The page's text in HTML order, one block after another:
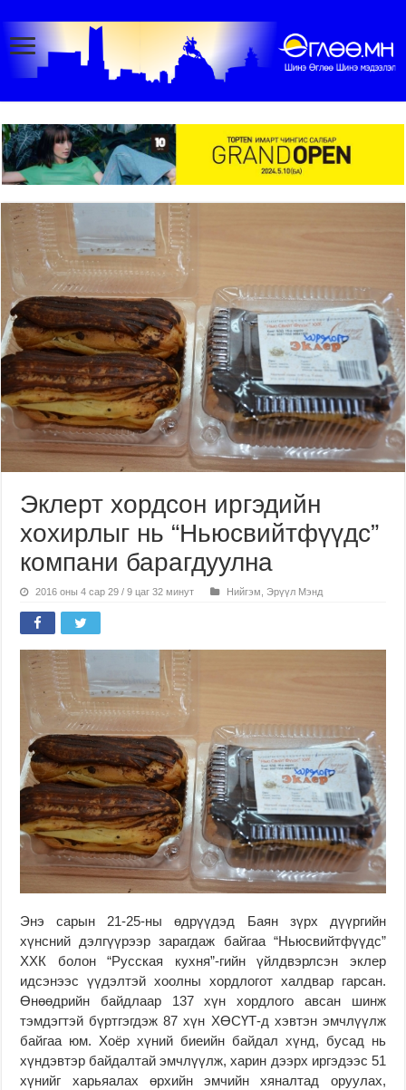
Эклерт хордсон иргэдийн
хохирлыг нь “Ньюсвийтфүүдс”
компани барагдуулна
2016 оны 4 сар 29 / 9 цаг 32 минут Нийгэм Эрүүл Мэнд
Энэ сарын 21-25-ны өдрүүдэд Баян зүрх дүүргийн
хүнсний дэлгүүрээр зарагдаж байгаа “Ньюсвийтфүүдс”
ХХК болон “Русская кухня”-гийн үйлдвэрлсэн эклер
идсэнээс үүдэлтэй хоолны хордлогот халдвар гарсан.
Өнөөдрийн байдлаар 137 хүн хордлого авсан шинж
тэмдэгтэй бүртгэгдэж 87 хүн ХӨСҮТ-д хэвтэн эмчлүүлж
байгаа юм. Хоёр хүний биеийн байдал хүнд, бусад нь
хүндэвтэр байдалтай эмчлүүлж, харин дээрх иргэдээс 51
хүнийг харьяалах өрхийн эмчийн хяналтад оруулах,